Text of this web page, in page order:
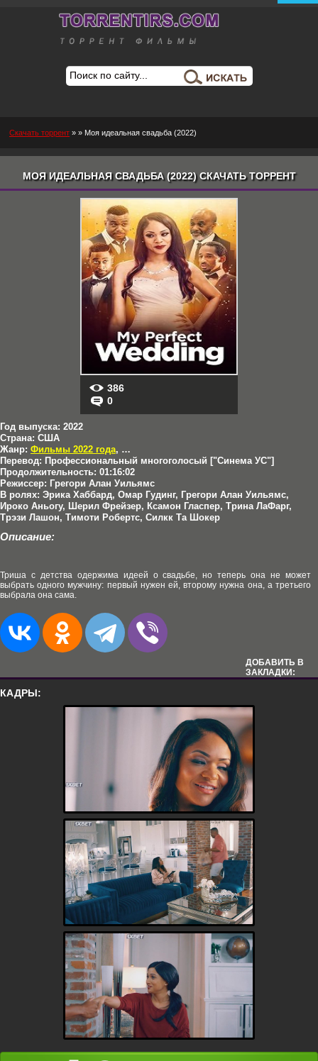
Скачать торрент » » Моя идеальная свадьба (2022)
МОЯ ИДЕАЛЬНАЯ СВАДЬБА (2022) СКАЧАТЬ ТОРРЕНТ
386
0
Год выпуска: 2022
Страна: США
Жанр: Фильмы 2022 года, Драмы
Перевод: Профессиональный многоголосый ["Синема УС"]
Продолжительность: 01:16:02
Режиссер: Грегори Алан Уильямс
В ролях: Эрика Хаббард, Омар Гудинг, Грегори Алан Уильямс,
Ироко Аньогу, Шерил Фрейзер, Ксамон Гласпер, Трина ЛаФарг,
Трэзи Лашон, Тимоти Робертс, Силкк Та Шокер
Описание:
Триша с детства одержима идеей о свадьбе, но теперь она не может
выбрать одного мужчину: первый нужен ей, второму нужна она, а третьего
выбрала она сама.
ДОБАВИТЬ В
ЗАКЛАДКИ:
КАДРЫ: